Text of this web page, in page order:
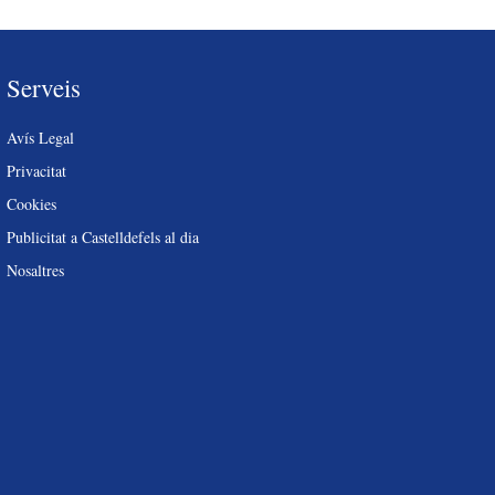
Serveis
Avís Legal
Privacitat
Cookies
Publicitat a Castelldefels al dia
Nosaltres